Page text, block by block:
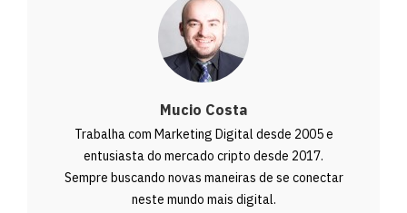
Mucio Costa
Trabalha com Marketing Digital desde 2005 e
entusiasta do mercado cripto desde 2017.
Sempre buscando novas maneiras de se conectar
neste mundo mais digital.